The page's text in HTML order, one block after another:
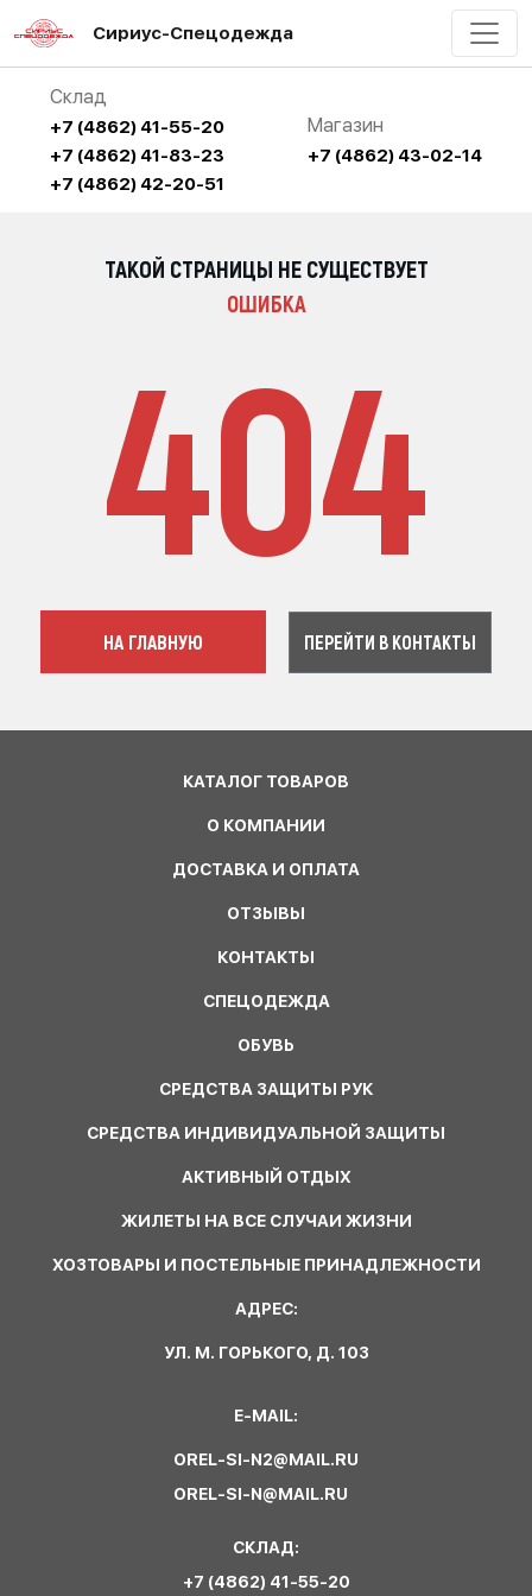
Сириус-Спецодежда
Склад
+7 (4862) 41-55-20
+7 (4862) 41-83-23
+7 (4862) 42-20-51
Магазин
+7 (4862) 43-02-14
ТАКОЙ СТРАНИЦЫ НЕ СУЩЕСТВУЕТ
ОШИБКА
404
НА ГЛАВНУЮ ПЕРЕЙТИ В КОНТАКТЫ
КАТАЛОГ ТОВАРОВ
О КОМПАНИИ
ДОСТАВКА И ОПЛАТА
ОТЗЫВЫ
КОНТАКТЫ
СПЕЦОДЕЖДА
ОБУВЬ
СРЕДСТВА ЗАЩИТЫ РУК
СРЕДСТВА ИНДИВИДУАЛЬНОЙ ЗАЩИТЫ
АКТИВНЫЙ ОТДЫХ
ЖИЛЕТЫ НА ВСЕ СЛУЧАИ ЖИЗНИ
ХОЗТОВАРЫ И ПОСТЕЛЬНЫЕ ПРИНАДЛЕЖНОСТИ
АДРЕС:
УЛ. М. ГОРЬКОГО, Д. 103
E-MAIL:
OREL-SI-N2@MAIL.RU
OREL-SI-N@MAIL.RU
СКЛАД:
+7 (4862) 41-55-20